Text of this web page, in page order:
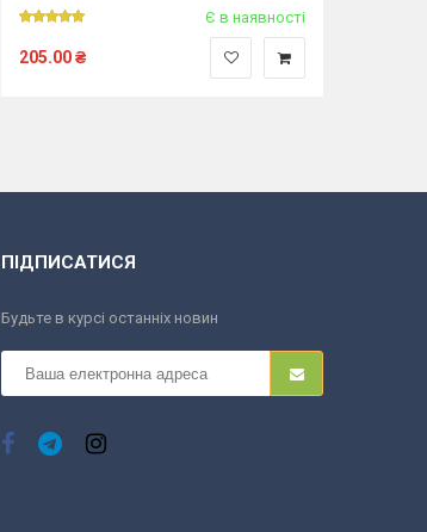
Є в наявності
205.00₴
ПІДПИСАТИСЯ
Будьте в курсі останніх новин